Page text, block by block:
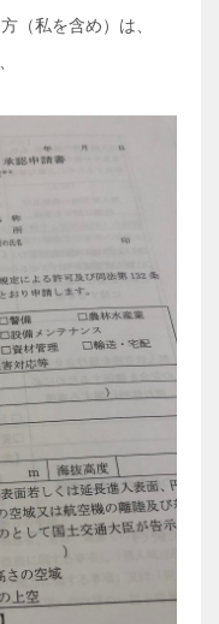
（私を含め）は、